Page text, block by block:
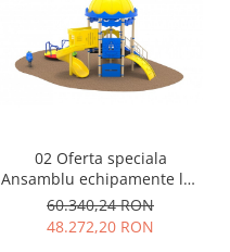
02 Oferta speciala
Ansamblu echipamente loc
de joaca Scara 2 Tobogane
Cataratoare Figurina arc
Carusel
60.340,24 RON
48.272,20 RON